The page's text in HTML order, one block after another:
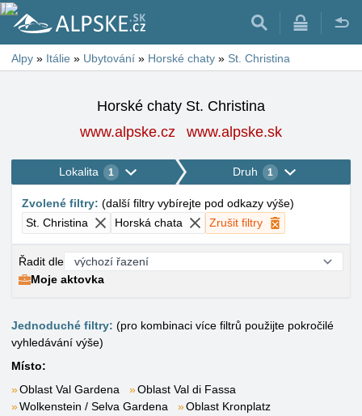
Alpy » Itálie » Ubytování » Horské chaty » St. Christina
Horské chaty St. Christina
www.alpske.cz
www.alpske.sk
Lokalita 1 Druh 1
Zvolené filtry: (další filtry vybírejte pod odkazy výše)
St. Christina
Horská chata Zrušit filtry
Řadit dle
Moje aktovka
Jednoduché filtry: (pro kombinaci více filtrů použijte pokročilé
vyhledávání výše)
Místo:
Oblast Val Gardena
Oblast Val di Fassa
Wolkenstein / Selva Gardena
Oblast Kronplatz